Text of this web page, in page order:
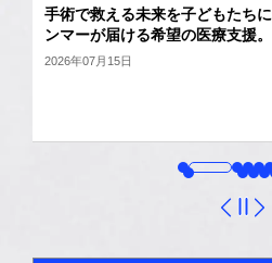
手術で救える未来を子どもたち
ンマーが届ける希望の医療支援。
2026年07月15日